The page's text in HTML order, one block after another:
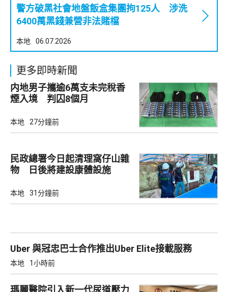
警方破黑社會地盤飯盒集團拘125人 涉洗
6400萬黑錢兼營非法賭檔
本地 06.07.2026
更多即時新聞
内地男子攜逾6萬支未完稅香
煙入境 判囚8個月
本地 27分鐘前
民政總署今日起清理窩仔山雜
物 日後將建設康體設施
本地 31分鐘前
Uber 與冠忠巴士合作推出Uber Elite接載服務
本地 1小時前
瑪麗醫院引入新一代尿道壓力